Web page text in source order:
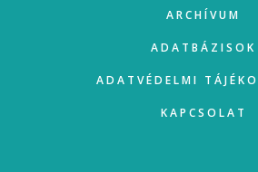
ARCHÍVUM
ADATBÁZISOK
ADATVÉDELMI
KAPCSOLAT